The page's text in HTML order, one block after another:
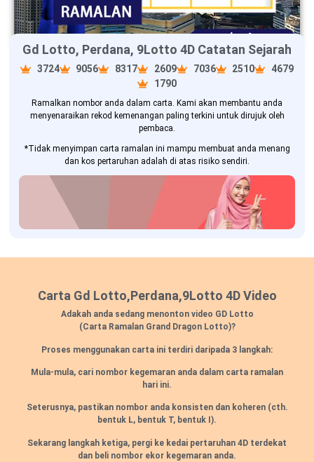
Gd Lotto, Perdana, 9Lotto 4D Catatan Sejarah
3724 9056 8317 2609 7036 2510
4679
1790
Ramalkan nombor anda dalam carta. Kami akan membantu anda
menyenaraikan rekod kemenangan paling terkini untuk dirujuk oleh
pembaca.
*Tidak menyimpan carta ramalan ini mampu membuat anda menang
dan kos pertaruhan adalah di atas risiko sendiri.
Carta Gd Lotto,Perdana,9Lotto 4D Video
Adakah anda sedang menonton video GD Lotto
(Carta Ramalan Grand Dragon Lotto)?
Proses menggunakan carta ini terdiri daripada 3 langkah:
Mula-mula, cari nombor kegemaran anda dalam carta ramalan
hari ini.
Seterusnya, pastikan nombor anda konsisten dan koheren (cth.
bentuk L, bentuk T, bentuk I).
Sekarang langkah ketiga, pergi ke kedai pertaruhan 4D terdekat
dan beli nombor ekor kegemaran anda.